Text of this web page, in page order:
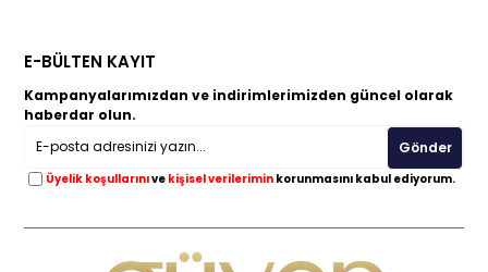
E-BÜLTEN KAYIT
Kampanyalarımızdan ve indirimlerimizden güncel olarak
haberdar olun.
Gönder
Üyelik koşullarınıve kişisel verilerimin korunmasını kabul ediyorum.